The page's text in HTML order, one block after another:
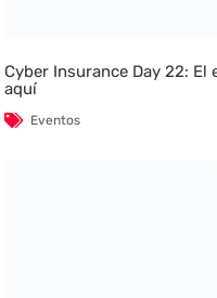
Cyber Insurance Day 22:
aquí
Eventos